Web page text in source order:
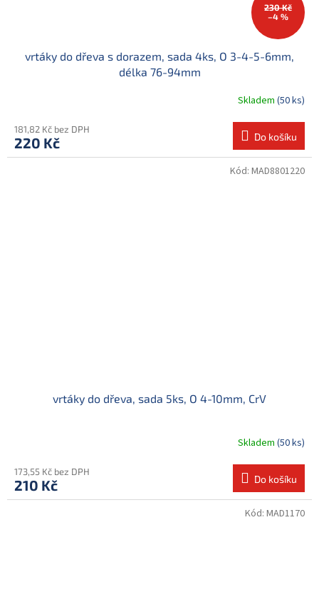
230 Kč
–4 %
vrtáky do dřeva s dorazem, sada 4ks, O 3-4-5-6mm,
délka 76-94mm
Skladem (50 ks)
181,82 Kč bez DPH
220 Kč Do košíku
vrtáky do dřeva, sada 5ks, O 4-10mm, CrV
Skladem (50 ks)
173,55 Kč bez DPH
210 Kč Do košíku
Kód: MAD8801220
Kód: MAD1170